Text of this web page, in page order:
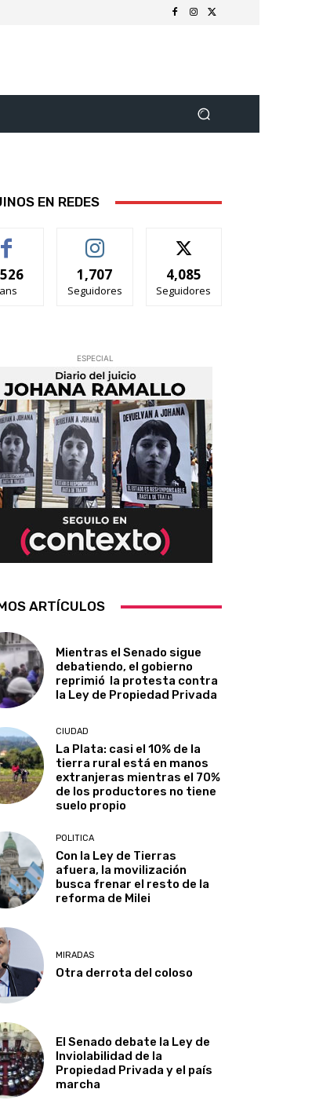
EN REDES
1,707
Seguidores
4,085
Seguidores
ESPECIAL
ARTÍCULOS
Mientras el Senado sigue
debatiendo, el gobierno
reprimió la protesta contra
la Ley de Propiedad Privada
CIUDAD
La Plata: casi el 10% de la
tierra rural está en manos
extranjeras mientras el 70%
de los productores no tiene
suelo propio
POLITICA
Con la Ley de Tierras
afuera, la movilización
busca frenar el resto de la
reforma de Milei
MIRADAS
Otra derrota del coloso
El Senado debate la Ley de
Inviolabilidad de la
Propiedad Privada y el país
marcha